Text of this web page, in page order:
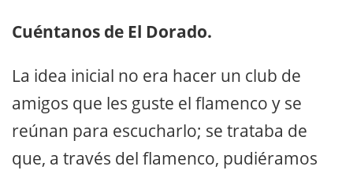
Cuéntanos de El Dorado.
La idea inicial no era hacer un club de
amigos que les guste el flamenco y se
reúnan para escucharlo; se trataba de
que, a través del flamenco, pudiéramos